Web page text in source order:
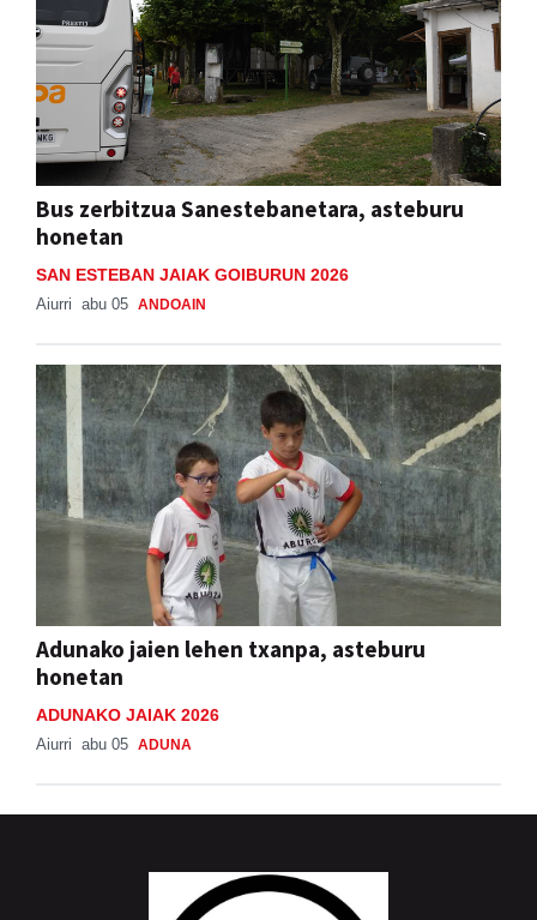
Bus zerbitzua Sanestebanetara, asteburu
honetan
SAN ESTEBAN JAIAK GOIBURUN 2026
Aiurri abu 05 ANDOAIN
Adunako jaien lehen txanpa, asteburu
honetan
ADUNAKO JAIAK 2026
Aiurri abu 05 ADUNA